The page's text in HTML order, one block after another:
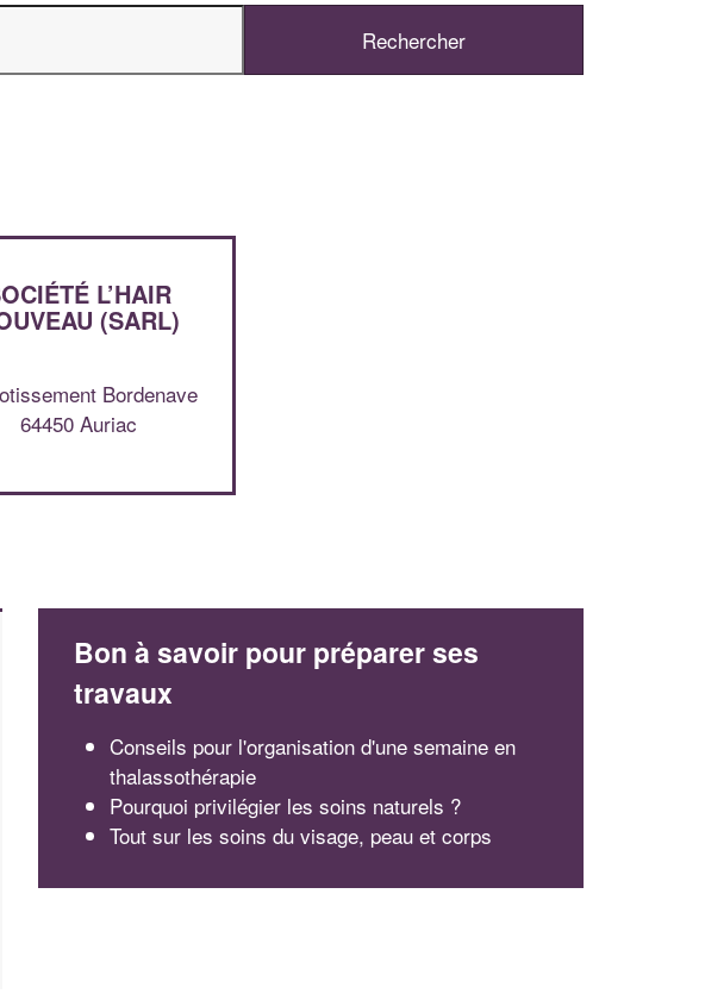
L’HAIR
(SARL)
Bordenave
64450 Auriac
Bon à savoir pour préparer ses
travaux
Conseils pour l'organisation d'une semaine en
thalassothérapie
Pourquoi privilégier les soins naturels ?
Tout sur les soins du visage, peau et corps
✕
Vous êtes un
professionnel ?